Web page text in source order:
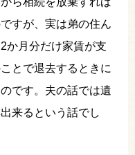
すが、実は弟の住ん
か月分だけ家賃が支
とで退去するときに
です。夫の話では遺
来るという話でし